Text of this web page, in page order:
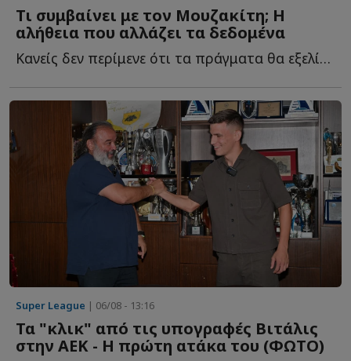
Τι συμβαίνει με τον Μουζακίτη; Η
αλήθεια που αλλάζει τα δεδομένα
Κανείς δεν περίμενε ότι τα πράγματα θα εξελίσσονταν έ...
Super League | 06/08 - 13:16
Τα "κλικ" από τις υπογραφές Βιτάλις
στην ΑΕΚ - Η πρώτη ατάκα του (ΦΩΤΟ)